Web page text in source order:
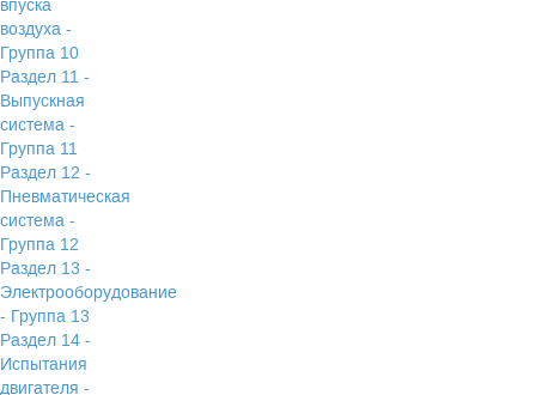
впуска
воздуха -
Группа 10
Раздел 11 -
Выпускная
система -
Группа 11
Раздел 12 -
Пневматическая
система -
Группа 12
Раздел 13 -
Электрооборудование
- Группа 13
Раздел 14 -
Испытания
двигателя -